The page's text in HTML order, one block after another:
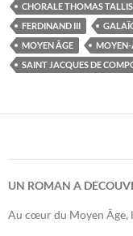
CHORALE THOMAS TALLIS
FERDINAND III
MOYEN ÂGE
MOYEN-
SAINT JACQUES DE
UN ROMAN A
Au cœur du Moyen Âge,